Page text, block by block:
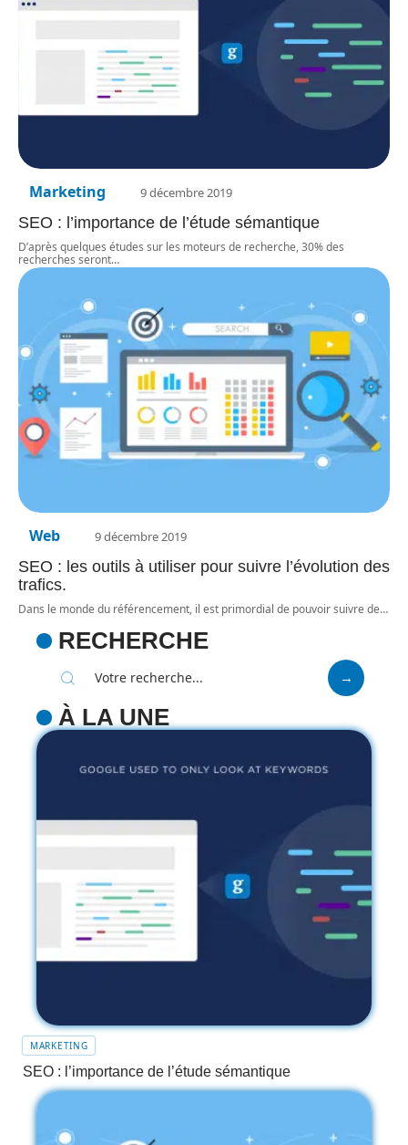
Marketing 9 décembre 2019
SEO : l’importance de l’étude sémantique
D’après quelques études sur les moteurs de recherche, 30% des
recherches seront…
Web 9 décembre 2019
SEO : les outils à utiliser pour suivre l’évolution des
trafics.
Dans le monde du référencement, il est primordial de pouvoir suivre de…
RECHERCHE
À LA UNE
MARKETING
SEO : l’importance de l’étude sémantique